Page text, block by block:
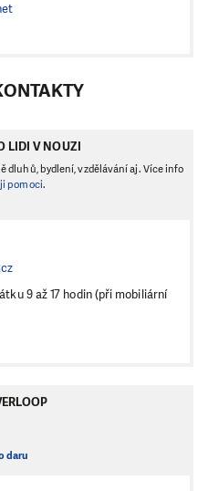
LIDI V NOUZI
dluhů, bydlení, vzdělávání aj. Více info
pomoci.
9 až 17 hodin (při mobiliární
daru